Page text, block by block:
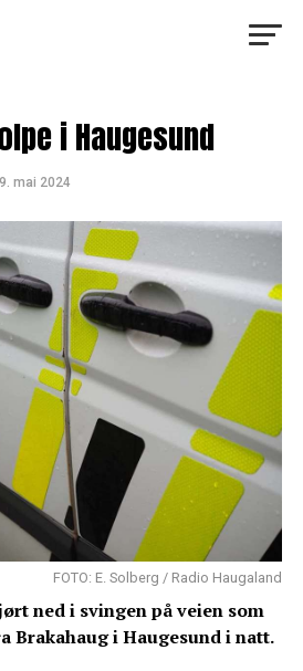
i Haugesund
mai 2024
FOTO: E. Solberg / Radio Haugaland
ned i svingen på veien som
Brakahaug i Haugesund i natt.